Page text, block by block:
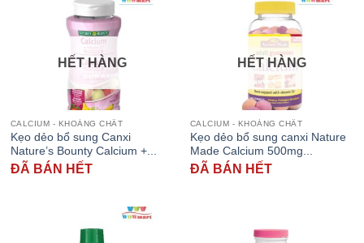
HẾT HÀNG
CALCIUM - KHOÁNG CHẤT
Kẹo dẻo bổ sung Canxi
Nature’s Bounty Calcium +...
ĐÃ BÁN HẾT
HẾT HÀNG
CALCIUM - KHOÁNG CHẤT
Kẹo dẻo bổ sung canxi Nature
Made Calcium 500mg...
ĐÃ BÁN HẾT